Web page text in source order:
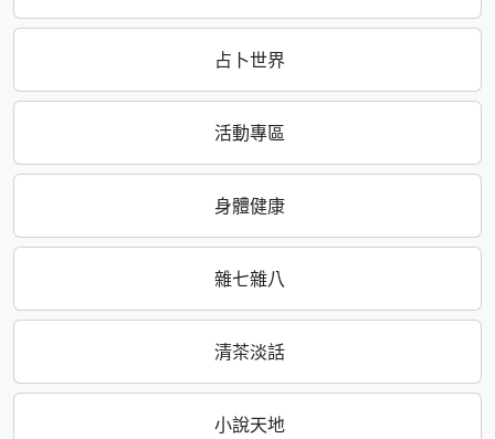
占卜世界
活動專區
身體健康
雜七雜八
清茶淡話
小說天地